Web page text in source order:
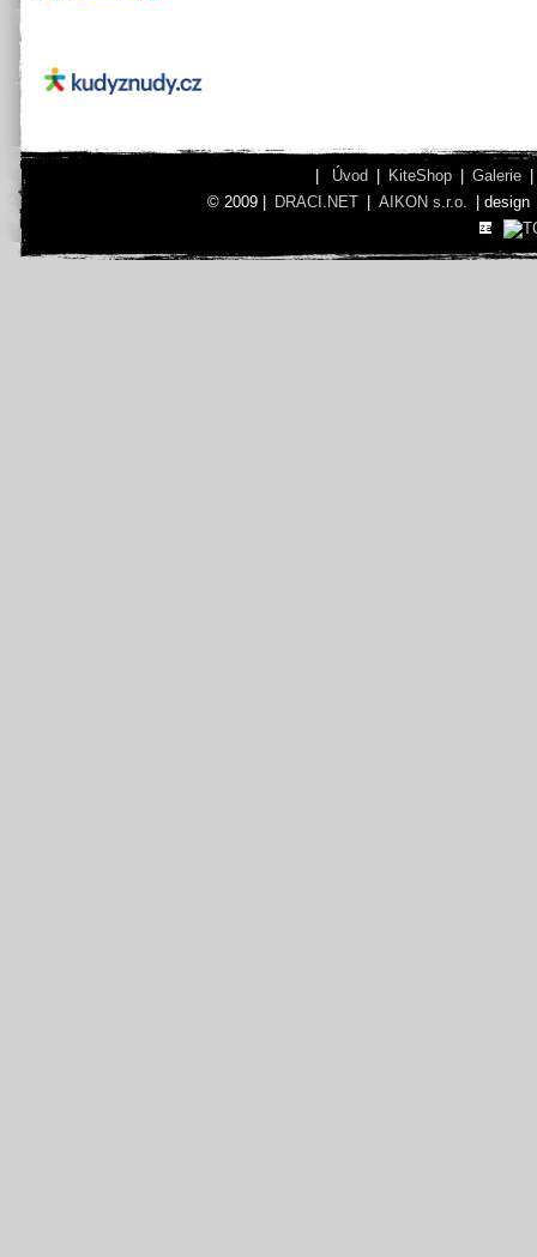
Úvod KiteShop Galerie
© 2009 |
DRACI.NET AIKON s.r.o. | design